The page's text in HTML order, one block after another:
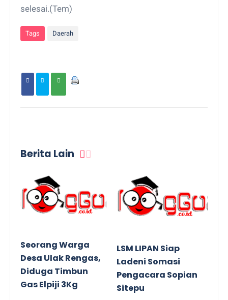
selesai.(Tem)
Tags Daerah
Berita Lain
Seorang Warga
Desa Ulak Rengas,
Diduga Timbun
Gas Elpiji 3Kg
LSM LIPAN Siap
Ladeni Somasi
Pengacara Sopian
Sitepu